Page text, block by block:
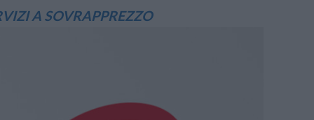
A SOVRAPPREZZO